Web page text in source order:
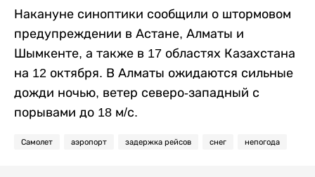
Накануне синоптики сообщили о штормовом
предупреждении в Астане, Алматы и
Шымкенте, а также в 17 областях Казахстана
на 12 октября. В Алматы ожидаются сильные
дожди ночью, ветер северо-западный с
порывами до 18 м/с.
Самолет аэропорт задержка рейсов снег непогода